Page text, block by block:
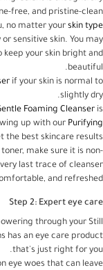
free, and pristine-clean.
no matter your skin type
sensitive skin. You may
keep your skin bright and
beautiful.
if your skin is normal to
slightly dry.
Foaming Cleanser is
up with our Purifying
the best skincare results.
make sure it is non-
last trace of cleanser
and refreshed.
Step 2: Expert eye care
through your Still
has an eye care product
that's just right for you.
eye woes that can leave